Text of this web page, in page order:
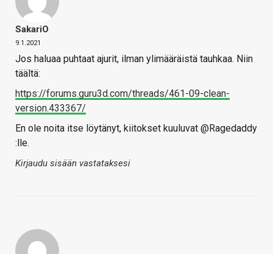
SakariO
9.1.2021
Jos haluaa puhtaat ajurit, ilman ylimääräistä tauhkaa. Niin
täältä:
https://forums.guru3d.com/threads/461-09-clean-
version.433367/
En ole noita itse löytänyt, kiitokset kuuluvat @Ragedaddy
:lle.
Kirjaudu sisään vastataksesi